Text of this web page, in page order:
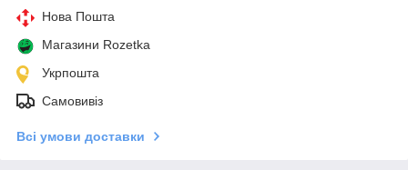
Нова Пошта
Магазини Rozetka
Укрпошта
Самовивіз
Всі умови доставки